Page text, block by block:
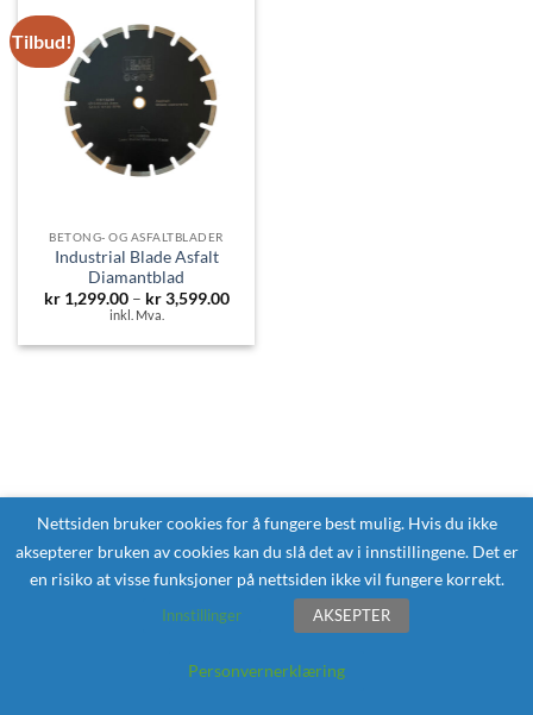
Tilbud!
BETONG- OG ASFALTBLADER
Industrial Blade Asfalt
Diamantblad
kr1,299.00 – kr3,599.00Prisområde:
kr 3,599.00
inkl. Mva.
Nettsiden bruker cookies for å fungere best mulig. Hvis du ikke
aksepterer bruken av cookies kan du slå det av i innstillingene. Det er
en risiko at visse funksjoner på nettsiden ikke vil fungere korrekt.
Innstillinger AKSEPTER
Personvernerklæring